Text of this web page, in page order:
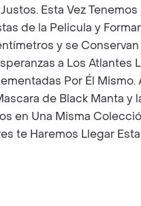
Esta Vez
de la Pelicula y
y se
a Los
Por Él
de Black Manta
en Una Misma
te Haremos Llegar